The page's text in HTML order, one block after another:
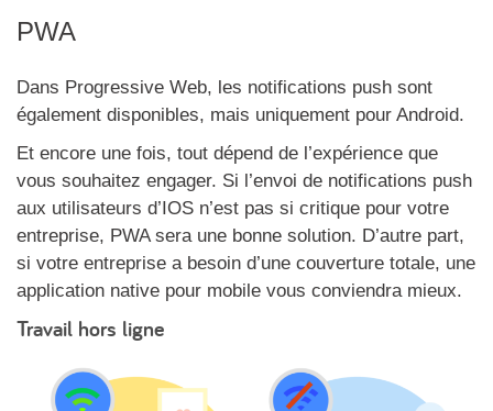
PWA
Dans Progressive Web, les notifications push sont
également disponibles, mais uniquement pour Android.
Et encore une fois, tout dépend de l’expérience que
vous souhaitez engager. Si l’envoi de notifications push
aux utilisateurs d’IOS n’est pas si critique pour votre
entreprise, PWA sera une bonne solution. D’autre part,
si votre entreprise a besoin d’une couverture totale, une
application native pour mobile vous conviendra mieux.
Travail hors ligne